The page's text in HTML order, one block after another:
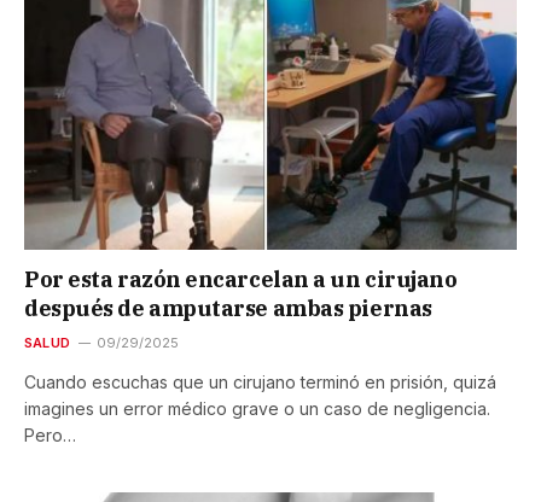
Por esta razón encarcelan a un cirujano
después de amputarse ambas piernas
SALUD 09/29/2025
Cuando escuchas que un cirujano terminó en prisión, quizá
imagines un error médico grave o un caso de negligencia.
Pero…